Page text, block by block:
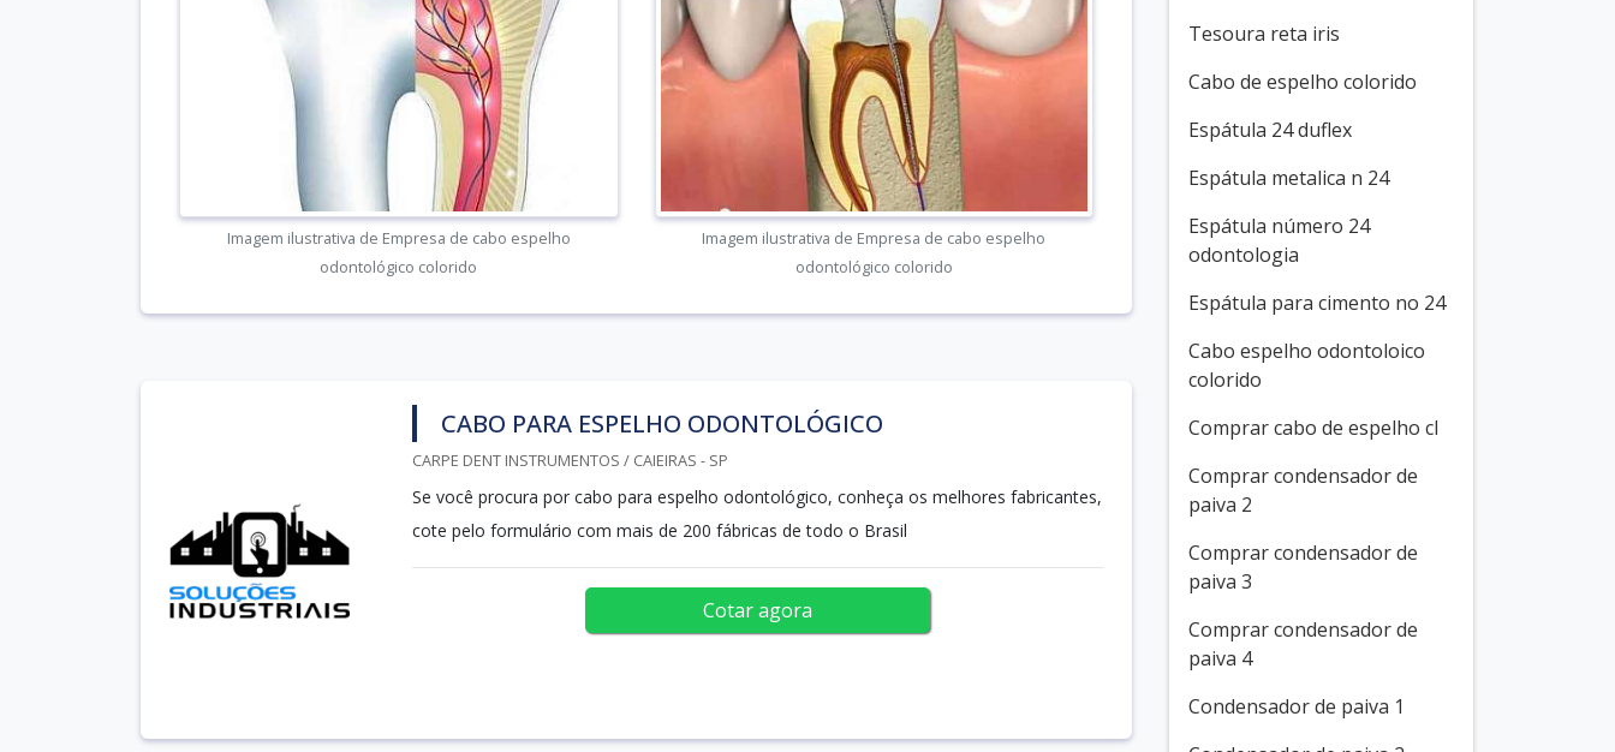
Imagem ilustrativa de Empresa de cabo espelho
odontológico colorido
Imagem ilustrativa de Empresa de cabo espelho
odontológico colorido
CABO PARA ESPELHO ODONTOLÓGICO
CARPE DENT INSTRUMENTOS / CAIEIRAS - SP
Se você procura por cabo para espelho odontológico, conheça os melhores fabricantes,
cote pelo formulário com mais de 200 fábricas de todo o Brasil
Cotar agora
Tesoura reta iris
Cabo de espelho colorido
Espátula 24 duflex
Espátula metalica n 24
Espátula número 24
odontologia
Espátula para cimento no 24
Cabo espelho odontoloico
colorido
Comprar cabo de espelho cl
Comprar condensador de
paiva 2
Comprar condensador de
paiva 3
Comprar condensador de
paiva 4
Condensador de paiva 1